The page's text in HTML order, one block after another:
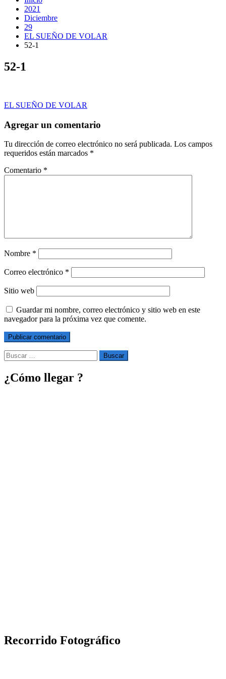
2021
Diciembre
29
EL SUEÑO DE VOLAR
52-1
52-1
Navegación
de
entradas
EL SUEÑO DE VOLAR
Agregar un comentario
Tu dirección de correo electrónico no será publicada. Los campos
requeridos están marcados *
Comentario *
Nombre *
Correo electrónico *
Sitio web
Guardar mi nombre, correo electrónico y sitio web en este
navegador para la próxima vez que comente.
Buscar
por:
¿Cómo llegar ?
Recorrido Fotográfico